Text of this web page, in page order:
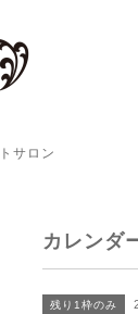
サロン
カレンダ
残り1枠のみ